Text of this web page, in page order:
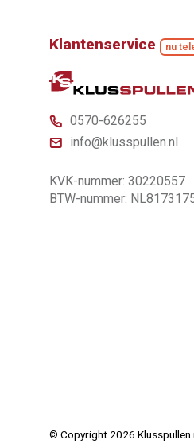
Klantenservice nu
0570-626255
info@klusspullen.nl
KVK-nummer: 30220557
BTW-nummer:
© Copyright 2026